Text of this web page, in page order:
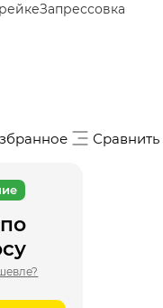
Запрессовка
Сравнить